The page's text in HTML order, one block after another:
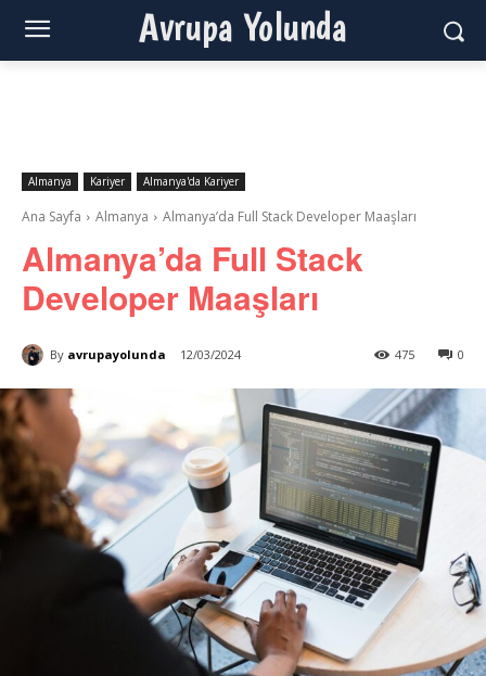
Avrupa Yolunda
Almanya Kariyer Almanya'da Kariyer
Ana Sayfa Almanya Almanya’da Full Stack Developer Maaşları
Almanya’da Full Stack
Developer Maaşları
By avrupayolunda 12/03/2024 0
475